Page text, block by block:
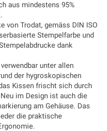
aus mindestens 95%
von Trodat, gemäss DIN ISO
Stempelfarbe und
dank
unter allen
der hygroskopischen
Kissen frischt sich durch
im Design ist auch die
am Gehäuse. Das
die praktische